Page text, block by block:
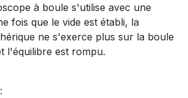
à boule s'utilise avec une
fois que le vide est établi, la
ne s'exerce plus sur la boule
l'équilibre est rompu.